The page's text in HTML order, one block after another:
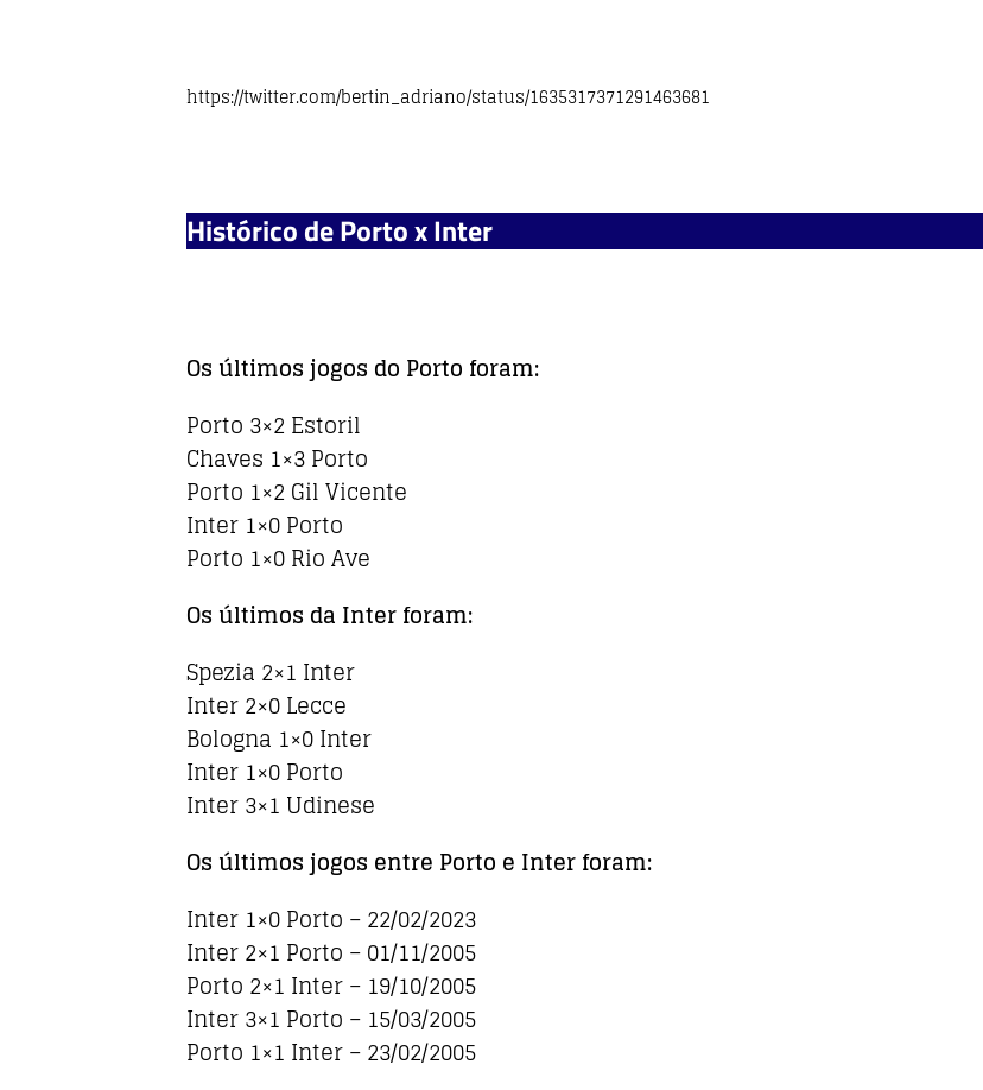
https://twitter.com/bertin_adriano/status/1635317371291463681
Histórico de Porto x Inter
Os últimos jogos do Porto foram:
Porto 3×2 Estoril
Chaves 1×3 Porto
Porto 1×2 Gil Vicente
Inter 1×0 Porto
Porto 1×0 Rio Ave
Os últimos da Inter foram:
Spezia 2×1 Inter
Inter 2×0 Lecce
Bologna 1×0 Inter
Inter 1×0 Porto
Inter 3×1 Udinese
Os últimos jogos entre Porto e Inter foram:
Inter 1×0 Porto – 22/02/2023
Inter 2×1 Porto – 01/11/2005
Porto 2×1 Inter – 19/10/2005
Inter 3×1 Porto – 15/03/2005
Porto 1×1 Inter – 23/02/2005